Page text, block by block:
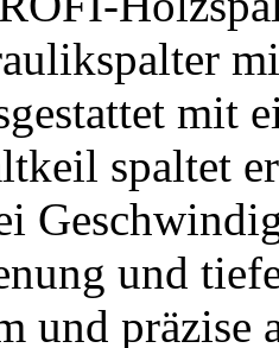
mit
spaltet
und
und